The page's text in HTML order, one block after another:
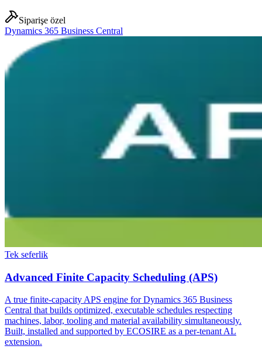
Siparişe özel
Dynamics 365 Business Central
Tek seferlik
Advanced Finite Capacity Scheduling (APS)
A true finite-capacity APS engine for Dynamics 365 Business
Central that builds optimized, executable schedules respecting
machines, labor, tooling and material availability simultaneously.
Built, installed and supported by ECOSIRE as a per-tenant AL
extension.